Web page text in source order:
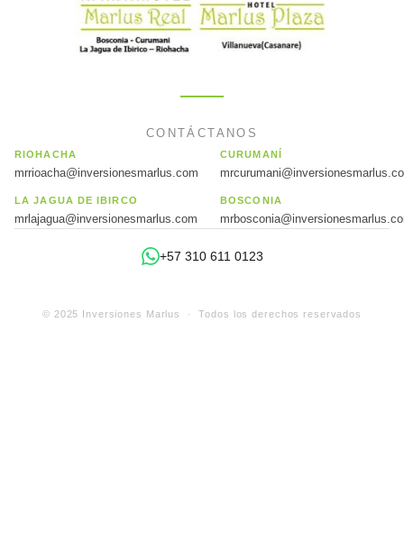
CONTÁCTANOS
RIOHACHA
mrrioacha@inversionesmarlus.com
CURUMANÍ
LA JAGUA DE IBIRCO
mrlajagua@inversionesmarlus.com
BOSCONIA
+57 310 611 0123
© 2025 Inversiones Marlus · Todos los derechos reservados